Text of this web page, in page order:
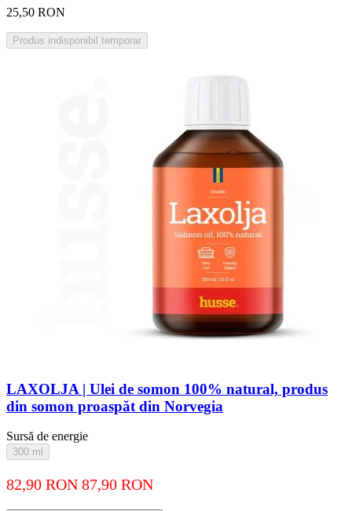
25,50 RON
Produs indisponibil temporar
LAXOLJA | Ulei de somon 100% natural, produs
din somon proaspăt din Norvegia
Sursă de energie
300 ml
82,90 RON 87,90 RON